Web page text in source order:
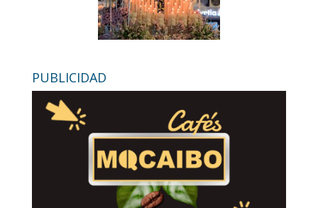
PUBLICIDAD